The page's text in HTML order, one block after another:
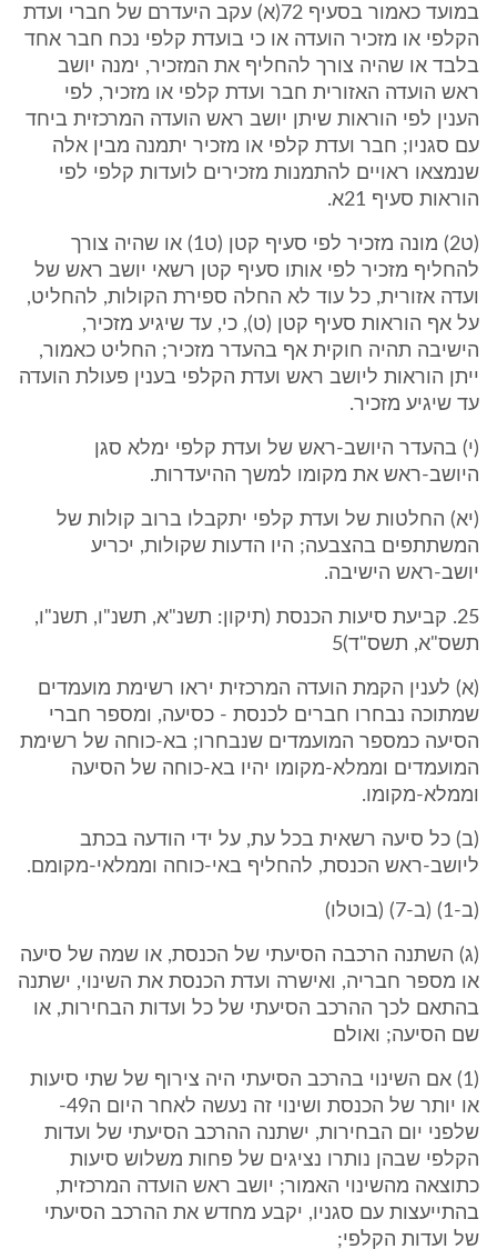
במועד כאמור בסעיף 72(א) עקב היעדרם של חברי ועדת
הקלפי או מזכיר הועדה או כי בועדת קלפי נכח חבר אחד
בלבד או שהיה צורך להחליף את המזכיר, ימנה יושב
ראש הועדה האזורית חבר ועדת קלפי או מזכיר, לפי
הענין לפי הוראות שיתן יושב ראש הועדה המרכזית ביחד
עם סגניו; חבר ועדת קלפי או מזכיר יתמנה מבין אלה
שנמצאו ראויים להתמנות מזכירים לועדות קלפי לפי
הוראות סעיף 21א.
(ט2) מונה מזכיר לפי סעיף קטן (ט1) או שהיה צורך
להחליף מזכיר לפי אותו סעיף קטן רשאי יושב ראש של
ועדה אזורית, כל עוד לא החלה ספירת הקולות, להחליט,
על אף הוראות סעיף קטן (ט), כי, עד שיגיע מזכיר,
הישיבה תהיה חוקית אף בהעדר מזכיר; החליט כאמור,
ייתן הוראות ליושב ראש ועדת הקלפי בענין פעולת הועדה
עד שיגיע מזכיר.
(י) בהעדר היושב-ראש של ועדת קלפי ימלא סגן
היושב-ראש את מקומו למשך ההיעדרות.
(יא) החלטות של ועדת קלפי יתקבלו ברוב קולות של
המשתתפים בהצבעה; היו הדעות שקולות, יכריע
יושב-ראש הישיבה.
25. קביעת סיעות הכנסת (תיקון: תשנ"א, תשנ"ו, תשנ"ו,
תשס"א, תשס"ד)5
(א) לענין הקמת הועדה המרכזית יראו רשימת מועמדים
שמתוכה נבחרו חברים לכנסת - כסיעה, ומספר חברי
הסיעה כמספר המועמדים שנבחרו; בא-כוחה של רשימת
המועמדים וממלא-מקומו יהיו בא-כוחה של הסיעה
וממלא-מקומו.
(ב) כל סיעה רשאית בכל עת, על ידי הודעה בכתב
ליושב-ראש הכנסת, להחליף באי-כוחה וממלאי-מקומם.
(ב-1) (ב-7) (בוטלו)
(ג) השתנה הרכבה הסיעתי של הכנסת, או שמה של סיעה
או מספר חבריה, ואישרה ועדת הכנסת את השינוי, ישתנה
בהתאם לכך ההרכב הסיעתי של כל ועדות הבחירות, או
שם הסיעה; ואולם
(1) אם השינוי בהרכב הסיעתי היה צירוף של שתי סיעות
או יותר של הכנסת ושינוי זה נעשה לאחר היום ה49-
שלפני יום הבחירות, ישתנה ההרכב הסיעתי של ועדות
הקלפי שבהן נותרו נציגים של פחות משלוש סיעות
כתוצאה מהשינוי האמור; יושב ראש הועדה המרכזית,
בהתייעצות עם סגניו, יקבע מחדש את ההרכב הסיעתי
של ועדות הקלפי;